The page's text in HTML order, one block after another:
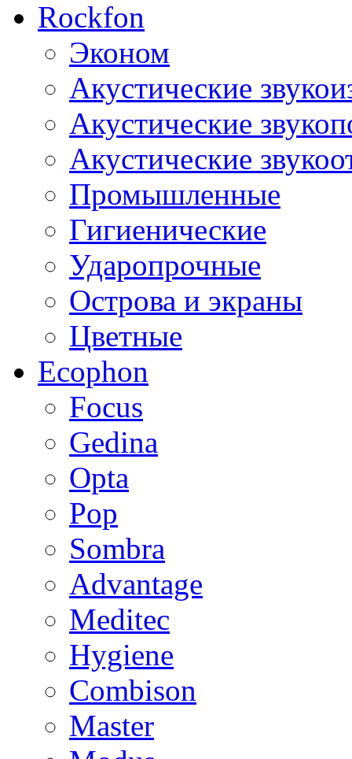
Rockfon
Эконом
Акустические
Акустические
Акустические
Промышленные
Гигиенические
Ударопрочные
Острова и экраны
Цветные
Ecophon
Focus
Gedina
Opta
Pop
Sombra
Advantage
Meditec
Hygiene
Combison
Master